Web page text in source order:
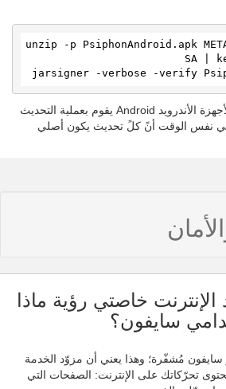
$ unzip -p PsiphonAndroid.apk
برنامج سايفون Psiphon لأجهزة الأندرويد Android يقوم بعملية التحديث
أيضا في نفس الوقت أنً كلً تحديث يكون أصلي
خاصتي رؤية ماذا
سايفون؟
سايفون مُشفّرة؛ وهذا يعني أن مزوّد الخدمة
تحرّكاتك على الإنترنت: الصفحات التي